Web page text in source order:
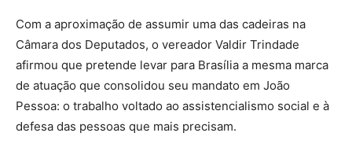
Com a aproximação de assumir uma das cadeiras na
Câmara dos Deputados, o vereador Valdir Trindade
afirmou que pretende levar para Brasília a mesma marca
de atuação que consolidou seu mandato em João
Pessoa: o trabalho voltado ao assistencialismo social e à
defesa das pessoas que mais precisam.